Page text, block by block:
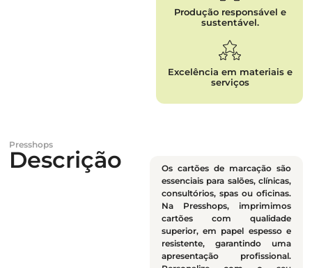
Produção responsável e
sustentável.
Excelência em materiais e
serviços
Presshops
Descrição
Os cartões de marcação são
essenciais para salões, clínicas,
consultórios, spas ou oficinas.
Na Presshops, imprimimos
cartões com qualidade
superior, em papel espesso e
resistente, garantindo uma
apresentação profissional.